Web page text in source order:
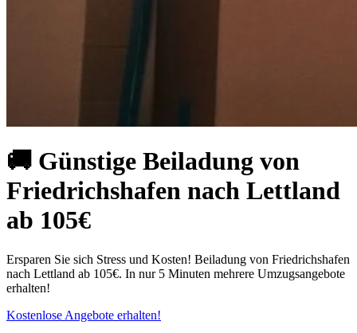
🚚 Günstige Beiladung von
Friedrichshafen nach Lettland
ab 105€
Ersparen Sie sich Stress und Kosten! Beiladung von Friedrichshafen
nach Lettland ab 105€. In nur 5 Minuten mehrere Umzugsangebote
erhalten!
Kostenlose Angebote erhalten!